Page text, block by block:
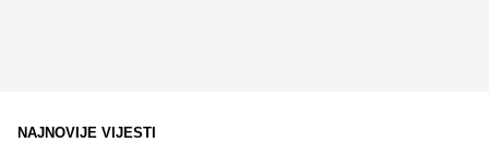
NAJNOVIJE VIJESTI